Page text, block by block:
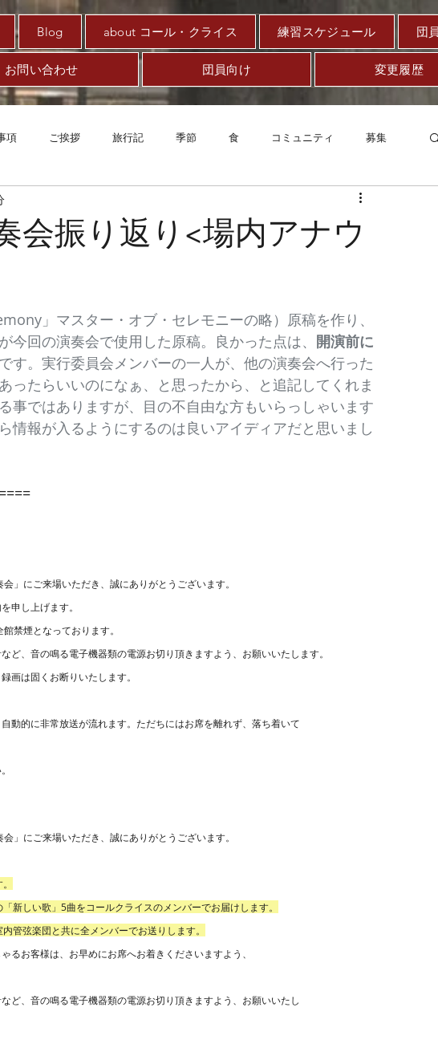
Blog about コール・クライス 練習スケジュール 団
お問い合わせ 団員向け 変更履歴
項 ご挨拶 旅行記 季節 食 コミュニティ 募集
型コロナ
会振り返り<場内アナウ
」マスター・オブ・セレモニーの略）原稿を作り、
回の演奏会で使用した原稿。良かった点は、 開演前に
す。実行委員会メンバーの一人が、他の演奏会へ行った
ったらいいのになぁ、と思ったから、と追記してくれま
事ではありますが、目の不自由な方もいらっしゃいます
情報が入るようにするのは良いアイディアだと思いまし
」にご来場いただき、誠にありがとうございます。
申し上げます。
禁煙となっております。
、音の鳴る電子機器類の電源お切り頂きますよう、お願いいたします。
画は固くお断りいたします。
動的に非常放送が流れます。ただちにはお席を離れず、落ち着いて
」にご来場いただき、誠にありがとうございます。
しい歌」5曲をコールクライスのメンバーでお届けします。
管弦楽団と共に全メンバーでお送りします。
お客様は、お早めにお席へお着きくださいますよう、
ど、音の鳴る電子機器類の電源お切り頂きますよう、お願いいたし